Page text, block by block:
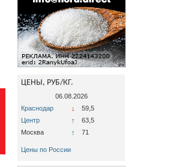
ЦЕНЫ, РУБ/КГ.
06.08.2026
Краснодар
↓
59,5
Центр
↑
63,5
Москва
↑ 71
Цены по России